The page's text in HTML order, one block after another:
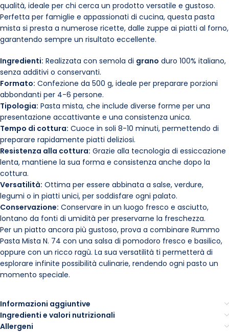
qualità, ideale per chi cerca un prodotto versatile e gustoso.
Perfetta per famiglie e appassionati di cucina, questa pasta
mista si presta a numerose ricette, dalle zuppe ai piatti al forno,
garantendo sempre un risultato eccellente.
Ingredienti: Realizzata con semola di grano duro 100% italiano,
senza additivi o conservanti.
Formato: Confezione da 500 g, ideale per preparare porzioni
abbondanti per 4-6 persone.
Tipologia: Pasta mista, che include diverse forme per una
presentazione accattivante e una consistenza unica.
Tempo di cottura: Cuoce in soli 8-10 minuti, permettendo di
preparare rapidamente piatti deliziosi.
Resistenza alla cottura: Grazie alla tecnologia di essiccazione
lenta, mantiene la sua forma e consistenza anche dopo la
cottura.
Versatilità: Ottima per essere abbinata a salse, verdure,
legumi o in piatti unici, per soddisfare ogni palato.
Conservazione: Conservare in un luogo fresco e asciutto,
lontano da fonti di umidità per preservarne la freschezza.
Per un piatto ancora più gustoso, prova a combinare Rummo
Pasta Mista N. 74 con una salsa di pomodoro fresco e basilico,
oppure con un ricco ragù. La sua versatilità ti permetterà di
esplorare infinite possibilità culinarie, rendendo ogni pasto un
momento speciale.
Informazioni aggiuntive
Ingredienti e valori nutrizionali
Allergeni